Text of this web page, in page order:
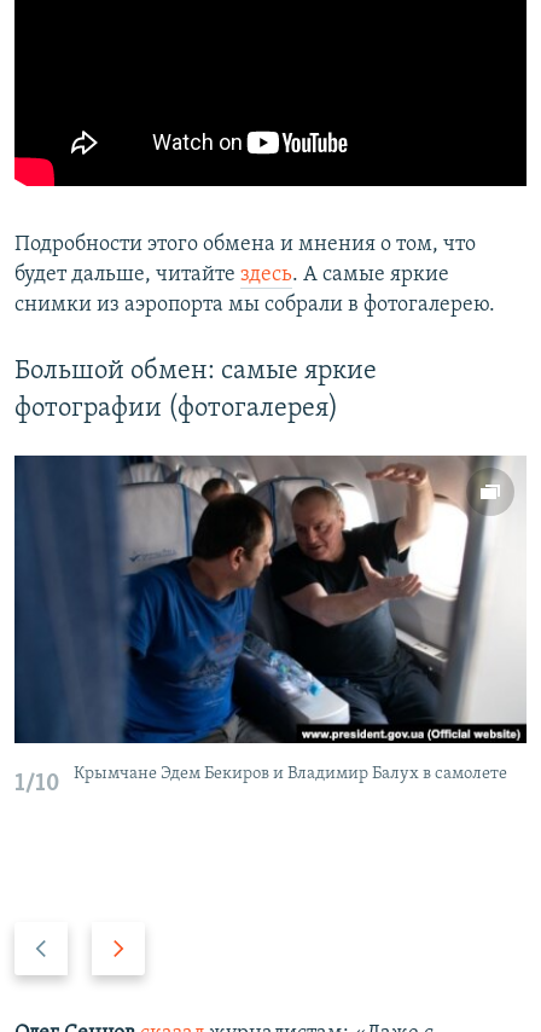
Подробности этого обмена и мнения о том, что
будет дальше, читайте здесь. А самые яркие
снимки из аэропорта мы собрали в фотогалерею.
Большой обмен: самые яркие
фотографии (фотогалерея)
1/10 Крымчане Эдем Бекиров и Владимир Балух в самолете
д
д